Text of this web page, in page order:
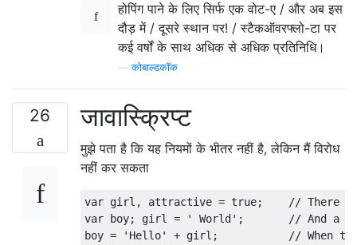
होपिंग पाने के लिए सिर्फ एक वोट-ए / और अब इस
दौड़ में / दूसरे स्थान पर! / स्टैकऑवरफ्लो-टा पर
कई वर्षों के साथ अधिक से अधिक प्रतिनिधि।
—कोबाल्डकॉक
26 जावास्क्रिप्ट
मुझे पता है कि यह नियमों के भीतर नहीं है, लेकिन मैं विरोध
नहीं कर सकता
var girl, attractive = true;    // There
var boy; girl = ' World';       // And a boy
boy = 'Hello' + girl;           // When the